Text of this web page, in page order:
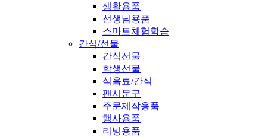
생활용품
선생님용품
스마트체험학습
간식/선물
간식선물
학생선물
식음료/간식
팬시문구
주문제작용품
행사용품
리빙용품